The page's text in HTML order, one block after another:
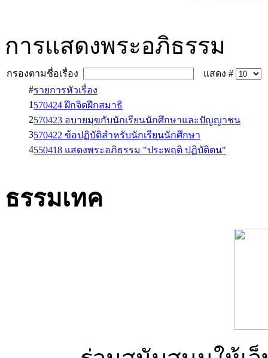
การแสดงพระอภิธรรม
กรองตามชื่อเรื่อง
แสดง #
#รายการหัวเรื่อง
1 570424 ฝึกจิตฝึกสมาธิ
2570423 อบายมุขกับนักเรียนนักศึกษาและปัญญาชน
3570422 ข้อปฏิบัติสำหรับนักเรียนนักศึกษา
4550418 แสดงพระอภิธรรม "ประพฤติ ปฏิบัติตน"
ธรรมเทค